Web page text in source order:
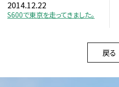
2014.12.22
S600で東京を走ってきました。
戻る